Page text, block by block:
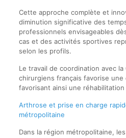
Cette approche complète et
diminution significative des
professionnels envisageables
cas et des activités sportives
selon les profils.
Le travail de coordination avec la
chirurgiens français favorise
favorisant ainsi une
Arthrose et prise en charge
métropolitaine
Dans la région métropolitaine,